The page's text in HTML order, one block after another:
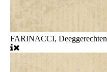
FARINACCI, Deeggerechten